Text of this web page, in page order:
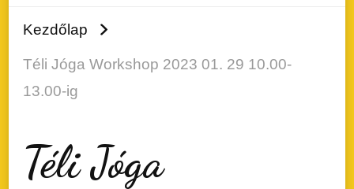
Kezdőlap
Téli Jóga Workshop 2023 01. 29 10.00-
13.00-ig
Téli Jóga